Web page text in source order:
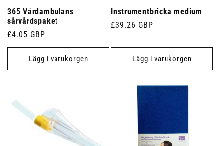
365 Vårdambulans
sårvårdspaket
Ordinarie
pris
£4.05 GBP
Lägg i varukorgen
Instrumentbricka medium
Ordinarie
£39.26 GBP
Lägg i varukorgen